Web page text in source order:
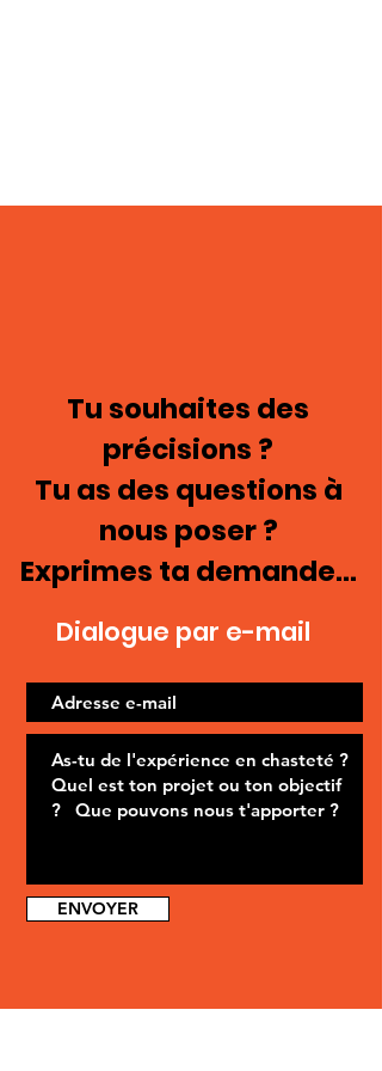
Tu souhaites des
précisions ?
Tu as des questions à
nous poser ?
Exprimes ta demande...
Dialogue par e-mail
ENVOYER